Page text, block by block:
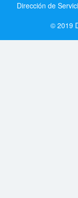
Dirección de
© 2019